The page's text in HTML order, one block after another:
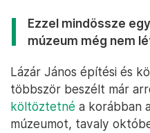
Ezzel mindössze
múzeum még nem
Lázár János építési és
többször beszélt már
költöztetné a korábban
múzeumot, tavaly